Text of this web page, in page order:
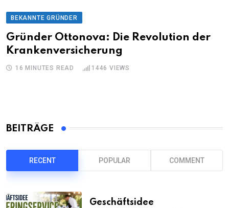
BEKANNTE GRÜNDER
Gründer Ottonova: Die Revolution der
Krankenversicherung
16 MINUTES READ 1446 VIEWS
BEITRÄGE
RECENT POPULAR COMMENT
Geschäftsidee